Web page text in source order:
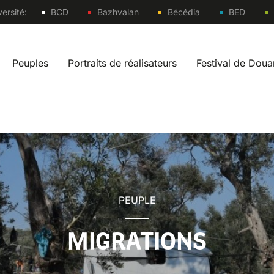
Sites
BCD Bazhvalan Bécédia BED
fr
Peuples Portraits de réalisateurs Festival de
PEUPLE
MIGRATIONS